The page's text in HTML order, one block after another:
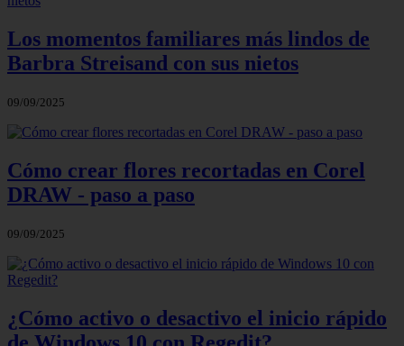
Los momentos familiares más lindos de
Barbra Streisand con sus nietos
09/09/2025
Cómo crear flores recortadas en Corel
DRAW - paso a paso
09/09/2025
¿Cómo activo o desactivo el inicio rápido